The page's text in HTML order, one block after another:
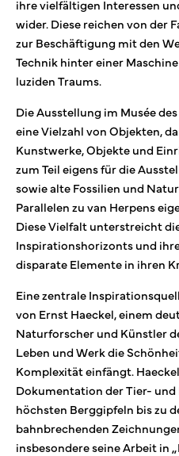
ihre vielfältigen Interessen
wider. Diese reichen von der
zur Beschäftigung mit den
Technik hinter einer
luziden Traums.
Die Ausstellung im Musée
eine Vielzahl von Objekten,
Kunstwerke, Objekte und
zum Teil eigens für die
sowie alte Fossilien und
Parallelen zu van Herpens
Diese Vielfalt unterstreicht
Inspirationshorizonts und
disparate Elemente in ihren
Eine zentrale
von Ernst Haeckel, einem
Naturforscher und Künstler
Leben und Werk die
Komplexität einfängt.
Dokumentation der Tier- und
höchsten Berggipfeln bis zu
bahnbrechenden
insbesondere seine Arbeit in